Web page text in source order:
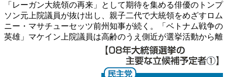
「レーガン大統領の再来」として期待を集める俳優のトンプ
ソン元上院議員が抜け出し、親子二代で大統領をめざすロム
ニー・マサチューセッツ前州知事が続く。「ベトナム戦争の
英雄」マケイン上院議員は高齢のうえ側近が選挙活動から離